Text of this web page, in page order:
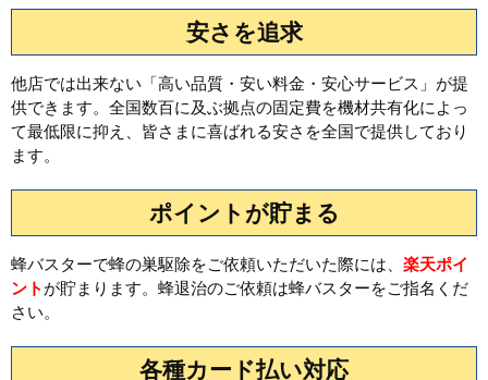
安さを追求
他店では出来ない「高い品質・安い料金・安心サービス」が提
供できます。全国数百に及ぶ拠点の固定費を機材共有化によっ
て最低限に抑え、皆さまに喜ばれる安さを全国で提供しており
ます。
ポイントが貯まる
蜂バスターで蜂の巣駆除をご依頼いただいた際には、 楽天ポイ
ント が貯まります。蜂退治のご依頼は蜂バスターをご指名くだ
さい。
各種カード払い対応